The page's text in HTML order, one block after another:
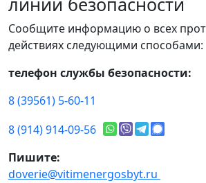
Сообщите информацию о всех
действиях следующими способами:
телефон службы безопасности:
8 (39561) 5-60-11
8 (914) 914-09-56
Пишите:
doverie@vitimenergosbyt.ru